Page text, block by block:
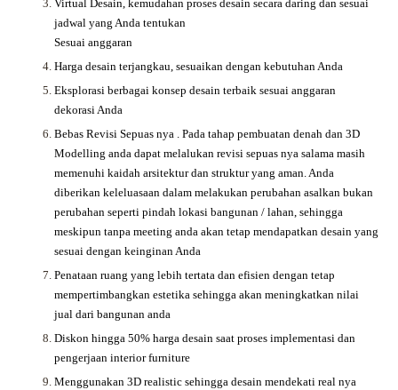
Virtual Desain, kemudahan proses desain secara daring dan sesuai
jadwal yang Anda tentukan
Sesuai anggaran
Harga desain terjangkau, sesuaikan dengan kebutuhan Anda
Eksplorasi berbagai konsep desain terbaik sesuai anggaran
dekorasi Anda
Bebas Revisi Sepuas nya .Pada tahap pembuatan denah dan 3D
Modelling anda dapat melalukan revisi sepuas nya salama masih
memenuhi kaidah arsitektur dan struktur yang aman. Anda
diberikan keleluasaan dalam melakukan perubahan asalkan bukan
perubahan seperti pindah lokasi bangunan / lahan, sehingga
meskipun tanpa meeting anda akan tetap mendapatkan desain yang
sesuai dengan keinginan Anda
Penataan ruang yang lebih tertata dan efisien dengan tetap
mempertimbangkan estetika sehingga akan meningkatkan nilai
jual dari bangunan anda
Diskon hingga 50% harga desain saat proses implementasi dan
pengerjaan interior furniture
Menggunakan 3D realistic sehingga desain mendekati real nya